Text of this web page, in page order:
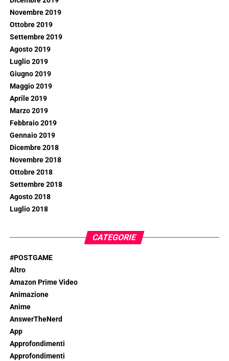
Novembre 2019
Ottobre 2019
Settembre 2019
Agosto 2019
Luglio 2019
Giugno 2019
Maggio 2019
Aprile 2019
Marzo 2019
Febbraio 2019
Gennaio 2019
Dicembre 2018
Novembre 2018
Ottobre 2018
Settembre 2018
Agosto 2018
Luglio 2018
CATEGORIE
#POSTGAME
Altro
Amazon Prime Video
Animazione
Anime
AnswerTheNerd
App
Approfondimenti
Approfondimenti